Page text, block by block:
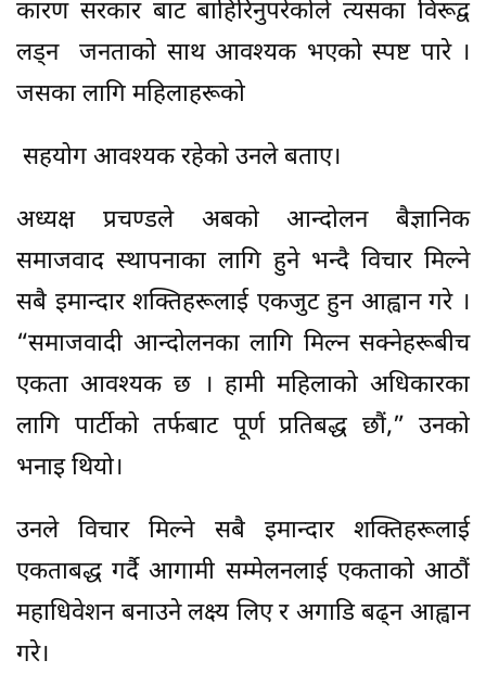
कारण सरकार बाट बाहिरिनुपरेकोले त्यसका विरूद्व
लड्न जनताको साथ आवश्यक भएको स्पष्ट पारे ।
जसका लागि महिलाहरूको
सहयोग आवश्यक रहेको उनले बताए।
अध्यक्ष प्रचण्डले अबको आन्दोलन बैज्ञानिक
समाजवाद स्थापनाका लागि हुने भन्दै विचार मिल्ने
सबै इमान्दार शक्तिहरूलाई एकजुट हुन आह्वान गरे ।
“समाजवादी आन्दोलनका लागि मिल्न सक्नेहरूबीच
एकता आवश्यक छ । हामी महिलाको अधिकारका
लागि पार्टीको तर्फबाट पूर्ण प्रतिबद्ध छौं,” उनको
भनाइ थियो।
उनले विचार मिल्ने सबै इमान्दार शक्तिहरूलाई
एकताबद्ध गर्दै आगामी सम्मेलनलाई एकताको आठौं
महाधिवेशन बनाउने लक्ष्य लिए र अगाडि बढ्न आह्वान
गरे।